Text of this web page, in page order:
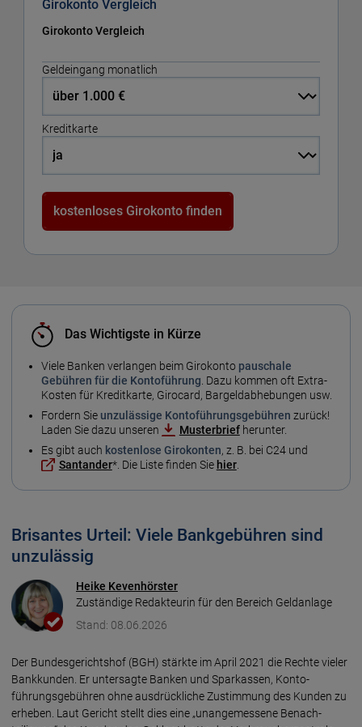
Girokonto Vergleich
Girokonto Vergleich
Geldeingang monatlich
Kreditkarte
kostenloses Girokonto finden
Das Wichtigste in Kürze
Viele Banken verlangen beim Girokonto pauschale
Gebühren für die Kontoführung. Dazu kommen oft Extra-
Kosten für Kreditkarte, Girocard, Bargeldabhebungen usw.
Fordern Sie unzulässige Kontoführungsgebühren zurück!
Laden Sie dazu unseren
Musterbriefherunter.
Es gibt auch kostenlose Girokonten, z. B. bei C24 und
Santander*. Die Liste finden Sie hier.
Brisantes Urteil: Viele Bankgebühren sind
unzulässig
Heike Kevenhörster
Zuständige Redakteurin für den Bereich Geldanlage
Stand: 08.06.2026
Der Bundesgerichtshof (BGH) stärkte im April 2021 die Rechte vieler
Bank­kunden. Er unter­sagte Banken und Spar­kassen, Konto­
führungs­gebühren ohne aus­drück­liche Zustimmung des Kunden zu
erheben. Laut Gericht stellt dies eine „unange­messene Benach­